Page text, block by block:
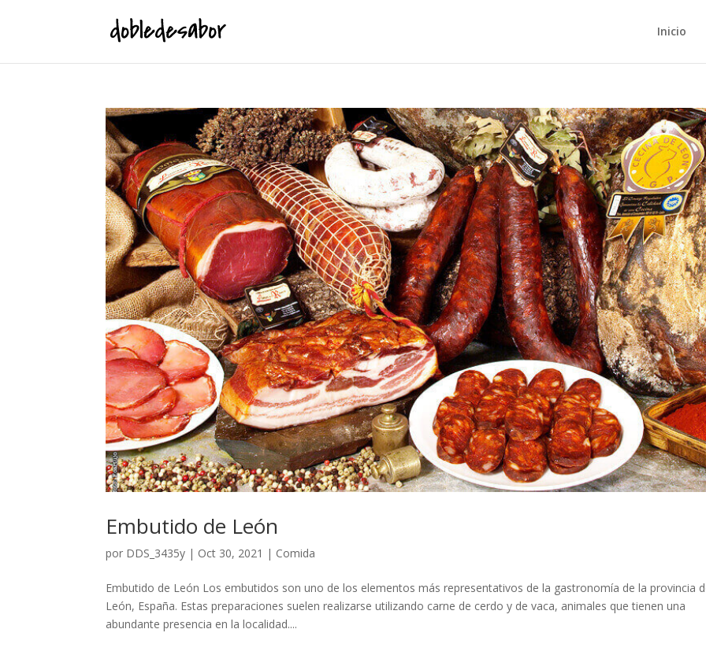
Inicio
Embutido de León
por DDS_3435y | Oct 30, 2021 | Comida
Embutido de León Los embutidos son uno de los elementos más representativos de la gastronomía de la provincia
León, España. Estas preparaciones suelen realizarse utilizando carne de cerdo y de vaca, animales que tienen una
abundante presencia en la localidad....